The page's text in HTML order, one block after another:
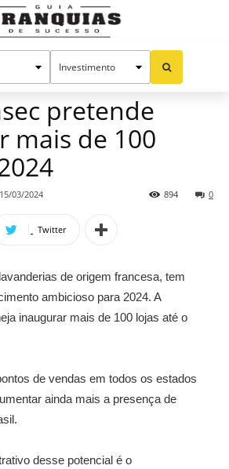
pretende
mais de 100
15/03/2024 0
894
Twitter
de origem francesa, tem
ambicioso para 2024. A
inaugurar mais de 100 lojas até o
de vendas em todos os estados
ainda mais a presença de
desse potencial é o